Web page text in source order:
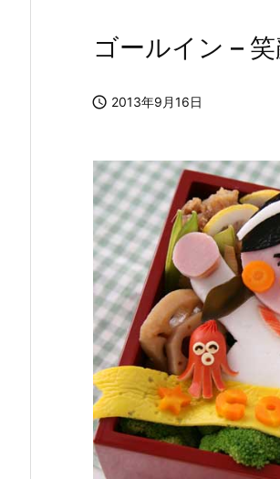
ゴールイン –
 2013年9月16日